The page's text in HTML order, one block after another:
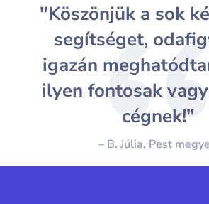
"Köszönjük a sok
segítséget,
igazán
ilyen fontosak
cégnek!"
– B. Júlia, Pest